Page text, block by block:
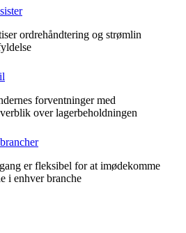
ordrehåndtering og strømlin
forventninger med
over lagerbeholdningen
er fleksibel for at imødekomme
i enhver branche